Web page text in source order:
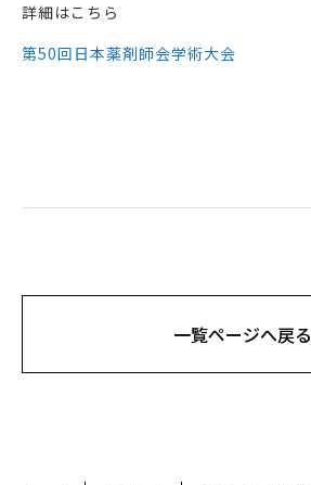
詳細はこちら
第50回日本薬剤師会学術大会
⼀覧ページへ戻る